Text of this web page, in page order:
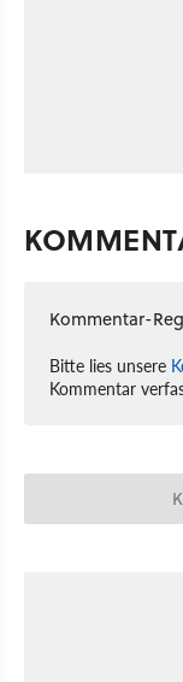
Kommentar-
Bitte lies unsere
Kommentar